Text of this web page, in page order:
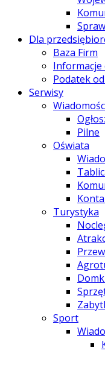
Dla
Baza Firm
Informacje
Podatek
Serwisy
Pilne
Oświata
Turystyka
Sport